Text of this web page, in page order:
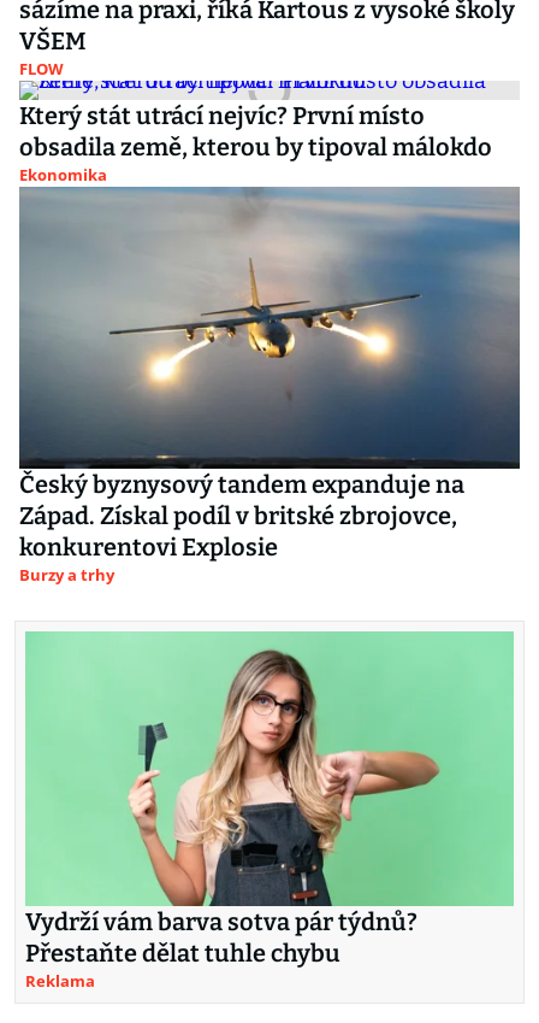
sázíme na praxi, říká Kartous z vysoké školy
VŠEM
FLOW
Který stát utrácí nejvíc? První místo
obsadila země, kterou by tipoval málokdo
Ekonomika
Český byznysový tandem expanduje na
Západ. Získal podíl v britské zbrojovce,
konkurentovi Explosie
Burzy a trhy
Vydrží vám barva sotva pár týdnů?
Přestaňte dělat tuhle chybu
Reklama